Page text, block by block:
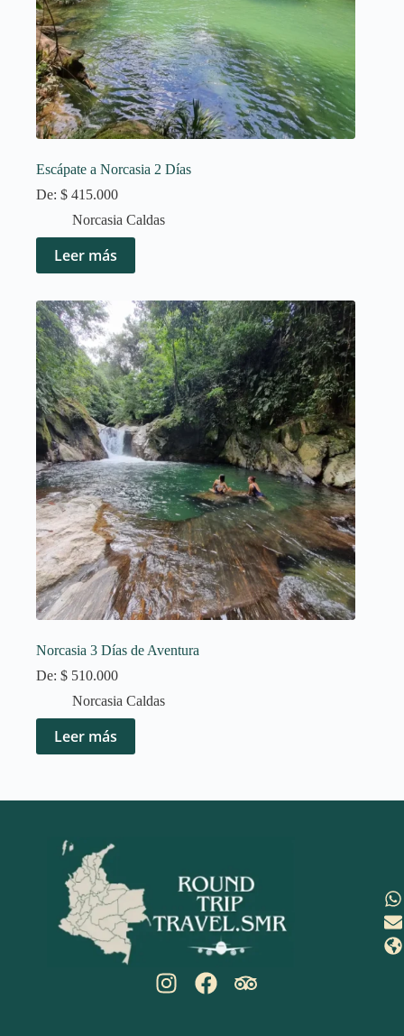
Escápate a Norcasia 2 Días
De: $ 415.000
Norcasia Caldas
Leer más
Norcasia 3 Días de Aventura
De: $ 510.000
Norcasia Caldas
Leer más